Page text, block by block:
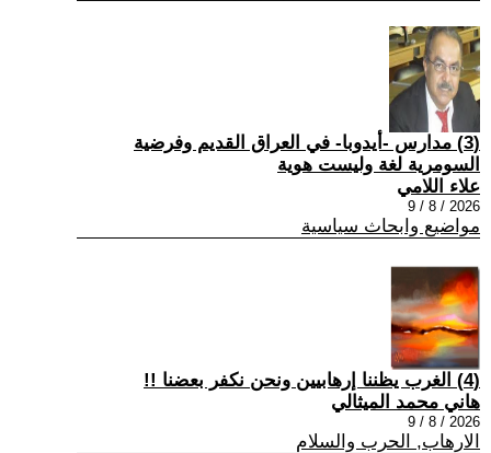
(3) مدارس -أيدوبا- في العراق القديم وفرضية
السومرية لغة وليست هوية
علاء اللامي
2026 / 8 / 9
مواضيع وابحاث سياسية
(4) الغرب يظننا إرهابيين ونحن نكفر بعضنا !!
هاني محمد الميثالي
2026 / 8 / 9
الارهاب, الحرب والسلام